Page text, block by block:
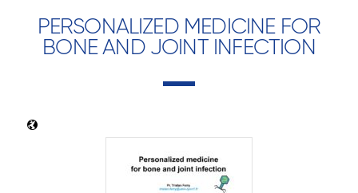
PERSONALIZED MEDICINE FOR
BONE AND JOINT INFECTION